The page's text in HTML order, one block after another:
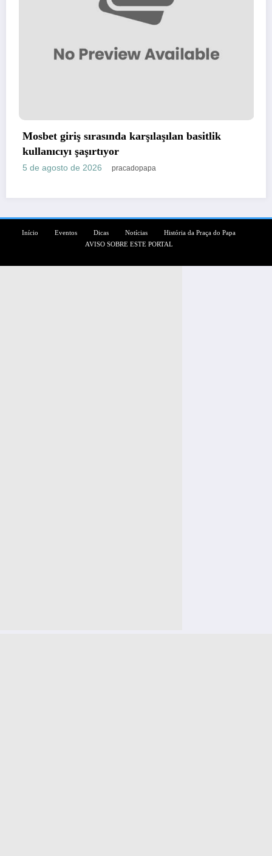
basitlik Test Post Created
5 de agosto de 2026
Início Eventos Dicas Notícias
História da Praça do Papa
AVISO SOBRE ESTE PORTAL